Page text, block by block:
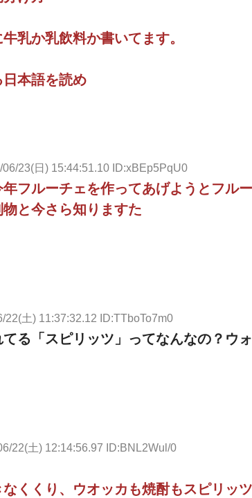
乳か乳飲料か書いてます。
本語を読め
06/23(日) 15:44:51.10 ID:xBEp5PqU0
フルーチェを作ってあげようとフル
と今さら知りますた
22(土) 11:37:32.12 ID:TTboTo7m0
る「スピリッツ」ってなんなの？ウ
22(土) 12:14:56.97 ID:BNL2Wul/0
くくり、ウオッカも焼酎もスピリッツ